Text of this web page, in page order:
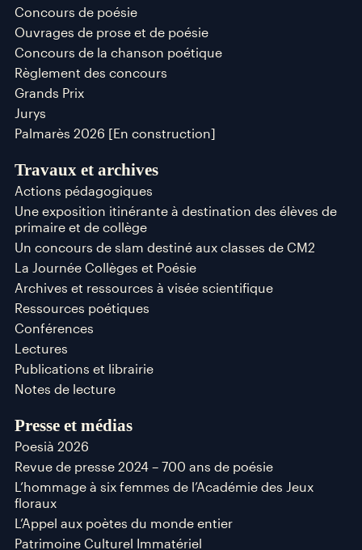
Concours de poésie
Ouvrages de prose et de poésie
Concours de la chanson poétique
Règlement des concours
Grands Prix
Jurys
Palmarès 2026 [En construction]
Travaux et archives
Actions pédagogiques
Une exposition itinérante à destination des élèves de
primaire et de collège
Un concours de slam destiné aux classes de CM2
La Journée Collèges et Poésie
Archives et ressources à visée scientifique
Ressources poétiques
Conférences
Lectures
Publications et librairie
Notes de lecture
Presse et médias
Poesià 2026
Revue de presse 2024 – 700 ans de poésie
L’hommage à six femmes de l’Académie des Jeux
floraux
L’Appel aux poètes du monde entier
Patrimoine Culturel Immatériel